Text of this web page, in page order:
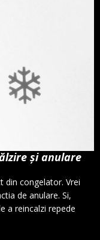
și anulare
din congelator. Vrei
de anulare. Si,
a reincalzi repede